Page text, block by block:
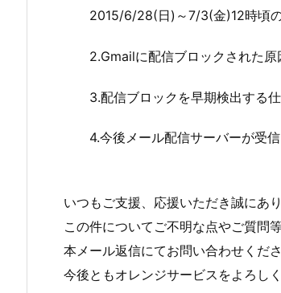
2015/6/28(日)～7/3(金)12時頃の
2.Gmailに配信ブロックされた原
3.配信ブロックを早期検出する仕
4.今後メール配信サーバーが受信
いつもご支援、応援いただき誠にあ
この件についてご不明な点やご質問
本メール返信にてお問い合わせくださ
今後ともオレンジサービスをよろし